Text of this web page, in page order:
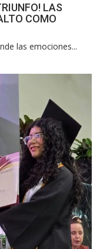
LAS
COMO
las emociones...